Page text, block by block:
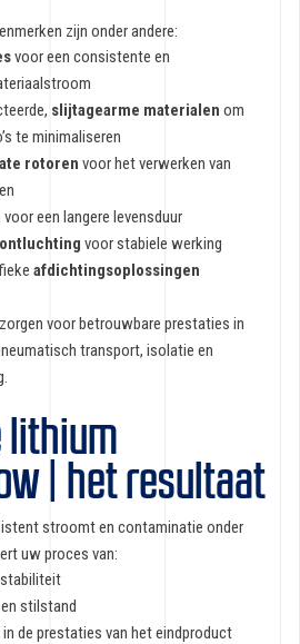
zijn onder andere:
voor een consistente en
slijtagearme materialen om
te minimaliseren
rotoren voor het verwerken van
voor een langere levensduur
voor stabiele werking
afdichtingsoplossingen
voor betrouwbare prestaties in
transport, isolatie en
lithium
| het resultaat
stroomt en contaminatie onder
uw proces van:
stilstand
de prestaties van het eindproduct